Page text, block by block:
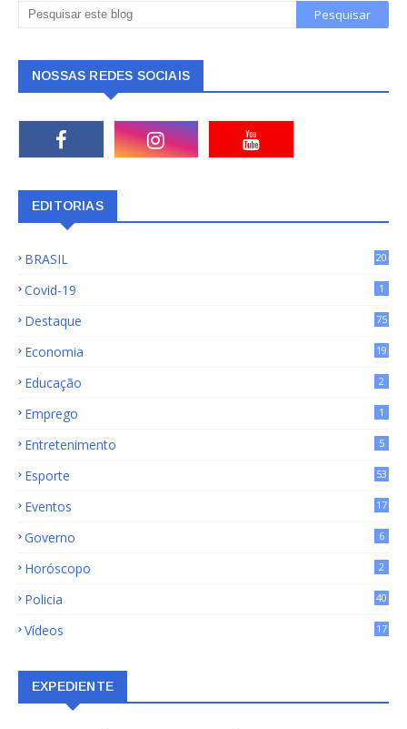
NOSSAS REDES SOCIAIS
EDITORIAS
BRASIL
20
Covid-19 1
Destaque
75
Economia
19
Educação 2
Emprego 1
Entretenimento 5
Esporte 53
Eventos 17
Governo 6
Horóscopo 2
Policia 40
Vídeos 17
EXPEDIENTE